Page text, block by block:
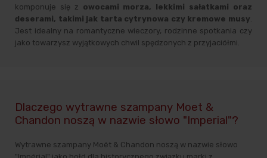
komponuje się z owocami morza, lekkimi sałatkami oraz
deserami, takimi jak tarta cytrynowa czy kremowe musy
Jest idealny na romantyczne wieczory, rodzinne spotkania czy
jako towarzysz wyjątkowych chwil spędzonych z przyjaciółmi.
Dlaczego wytrawne szampany Moet &
Chandon noszą w nazwie słowo "Imperial"?
Wytrawne szampany Moët & Chandon noszą w nazwie słowo